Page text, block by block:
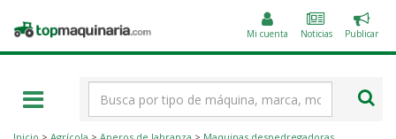
Topmaquinaria.com Mi cuenta Noticias
un
Publicar